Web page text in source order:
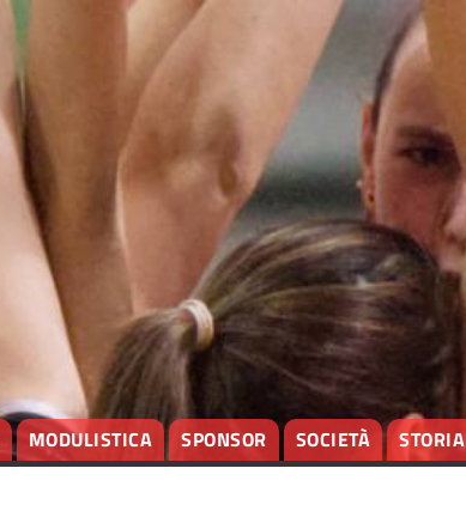
MODULISTICA SPONSOR SOCIETÀ STORIA